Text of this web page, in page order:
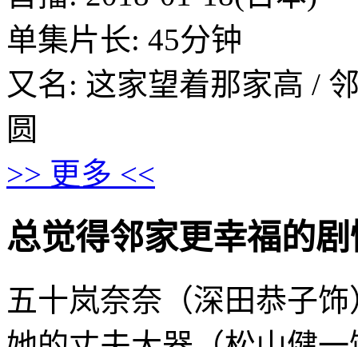
单集片长: 45分钟
又名: 这家望着那家高 /
圆
>> 更多 <<
总觉得邻家更幸福的剧
五十岚奈奈（深田恭子